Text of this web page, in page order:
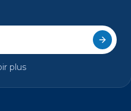
plus